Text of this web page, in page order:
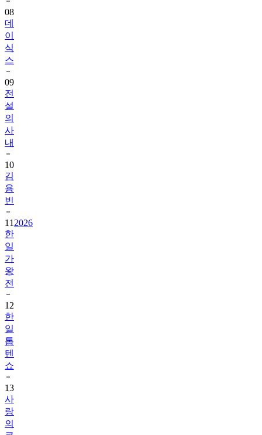
08
데
이
식
스
09
전
설
의
사
내
10
김
용
빈
11 2026
한
일
가
왕
전
12
한
일
톱
텐
쇼
13
사
랑
의